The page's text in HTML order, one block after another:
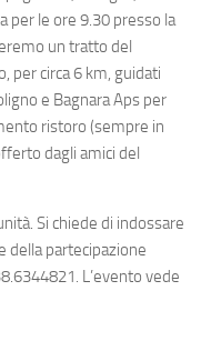
per le ore 9.30 presso la
un tratto del
per circa 6 km, guidati
e Bagnara Aps per
ristoro (sempre in
dagli amici del
Si chiede di indossare
della partecipazione
L’evento vede